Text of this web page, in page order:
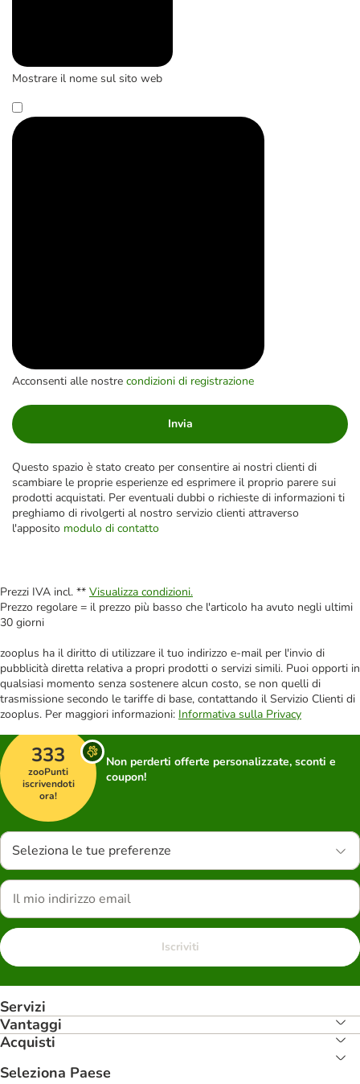
Mostrare il nome sul sito web
Acconsenti alle nostre condizioni di registrazione
Invia
Questo spazio è stato creato per consentire ai nostri clienti di
scambiare le proprie esperienze ed esprimere il proprio parere sui
prodotti acquistati. Per eventuali dubbi o richieste di informazioni ti
preghiamo di rivolgerti al nostro servizio clienti attraverso
l'apposito modulo di contatto
Prezzi IVA incl. ** Visualizza condizioni.
Prezzo regolare = il prezzo più basso che l'articolo ha avuto negli ultimi
30 giorni
zooplus ha il diritto di utilizzare il tuo indirizzo e-mail per l'invio di
pubblicità diretta relativa a propri prodotti o servizi simili. Puoi opporti in
qualsiasi momento senza sostenere alcun costo, se non quelli di
trasmissione secondo le tariffe di base, contattando il Servizio Clienti di
zooplus. Per maggiori informazioni: Informativa sulla Privacy
333
zooPunti
iscrivendoti
ora!
Non perderti offerte personalizzate, sconti e
coupon!
Seleziona le tue preferenze
Iscriviti
Servizi
Vantaggi
Acquisti
Seleziona Paese